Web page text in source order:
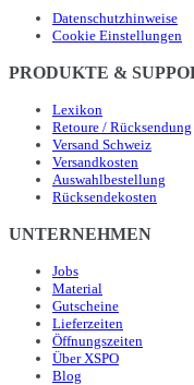
Datenschutzhinweise
Cookie Einstellungen
PRODUKTE &
Lexikon
Retoure / Rücksendung
Versand Schweiz
Versandkosten
Auswahlbestellung
Rücksendekosten
UNTERNEHMEN
Jobs
Material
Gutscheine
Lieferzeiten
Öffnungszeiten
Über XSPO
Blog